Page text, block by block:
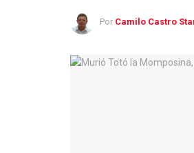
Por Camilo Castro